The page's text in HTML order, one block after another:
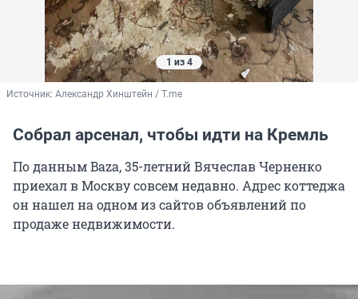
1 из 4
Источник: Александр Хинштейн / T.me
Собрал арсенал, чтобы идти на Кремль
По данным Baza, 35-летний Вячеслав Черненко
приехал в Москву совсем недавно. Адрес коттеджа
он нашел на одном из сайтов объявлений по
продаже недвижимости.